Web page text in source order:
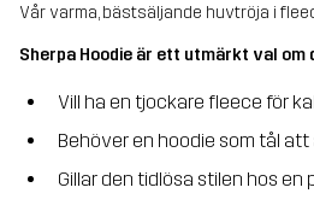
Vår varma, bästsäljande huvtröja i
Sherpa Hoodie är ett utmärkt val om
Vill ha en tjockare fleece för
Behöver en hoodie som tål
Gillar den tidlösa stilen hos en